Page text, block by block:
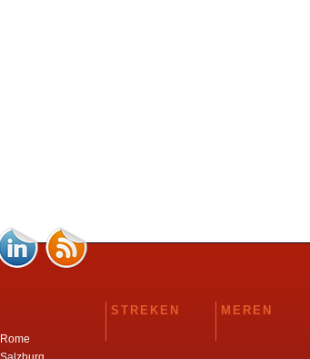
Rome
STREKEN
MEREN